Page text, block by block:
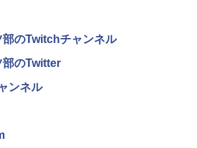
炭酸水 ラベルレス 500ml ×24本
ッグガンガンコミックス)
のTwitchチャンネル
部のTwitter
ンネル